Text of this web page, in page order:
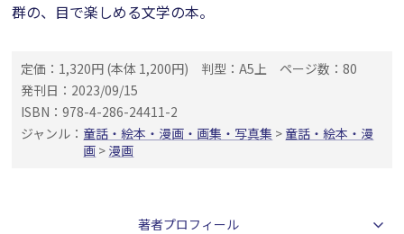
群の、目で楽しめる文学の本。
定価：1,320円 (本体 1,200円) 判型：A5上
ページ数：80
発刊日：2023/09/15
ISBN：978-4-286-24411-2
ジャンル： 童話・絵本・漫画・画集・写真集 > 童話・絵本・漫
画 > 漫画
著者プロフィール